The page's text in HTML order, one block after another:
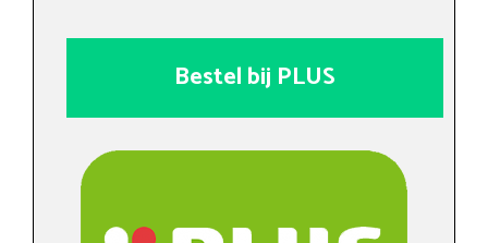
Bestel bij PLUS